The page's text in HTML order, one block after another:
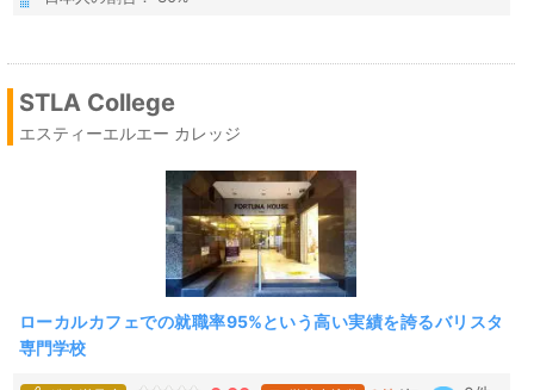
STLA College
エスティーエルエー カレッジ
ローカルカフェでの就職率95%という高い実績を誇るバリスタ
専門学校